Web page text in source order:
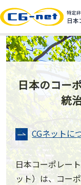
イベント
ニュース
CGネットについて
よくあるご質問
お問い合わせ
日本のコー
統
CGネットに
日本コーポレー
ット）は、コー